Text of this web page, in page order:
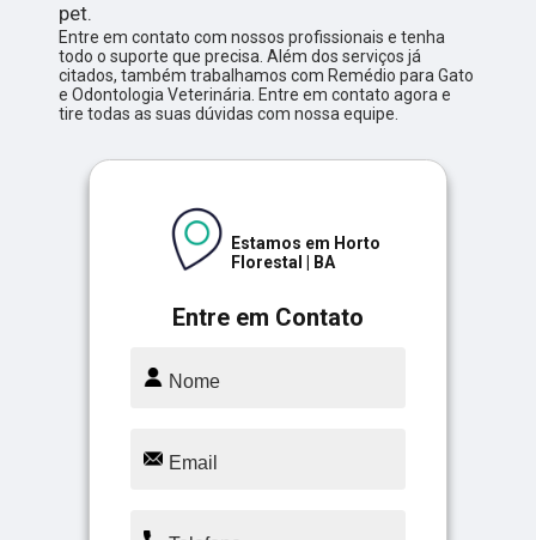
pet.
Entre em contato com nossos profissionais e tenha
todo o suporte que precisa. Além dos serviços já
citados, também trabalhamos com Remédio para Gato
e Odontologia Veterinária. Entre em contato agora e
tire todas as suas dúvidas com nossa equipe.
Entre em Contato
Estamos em Horto
Florestal | BA